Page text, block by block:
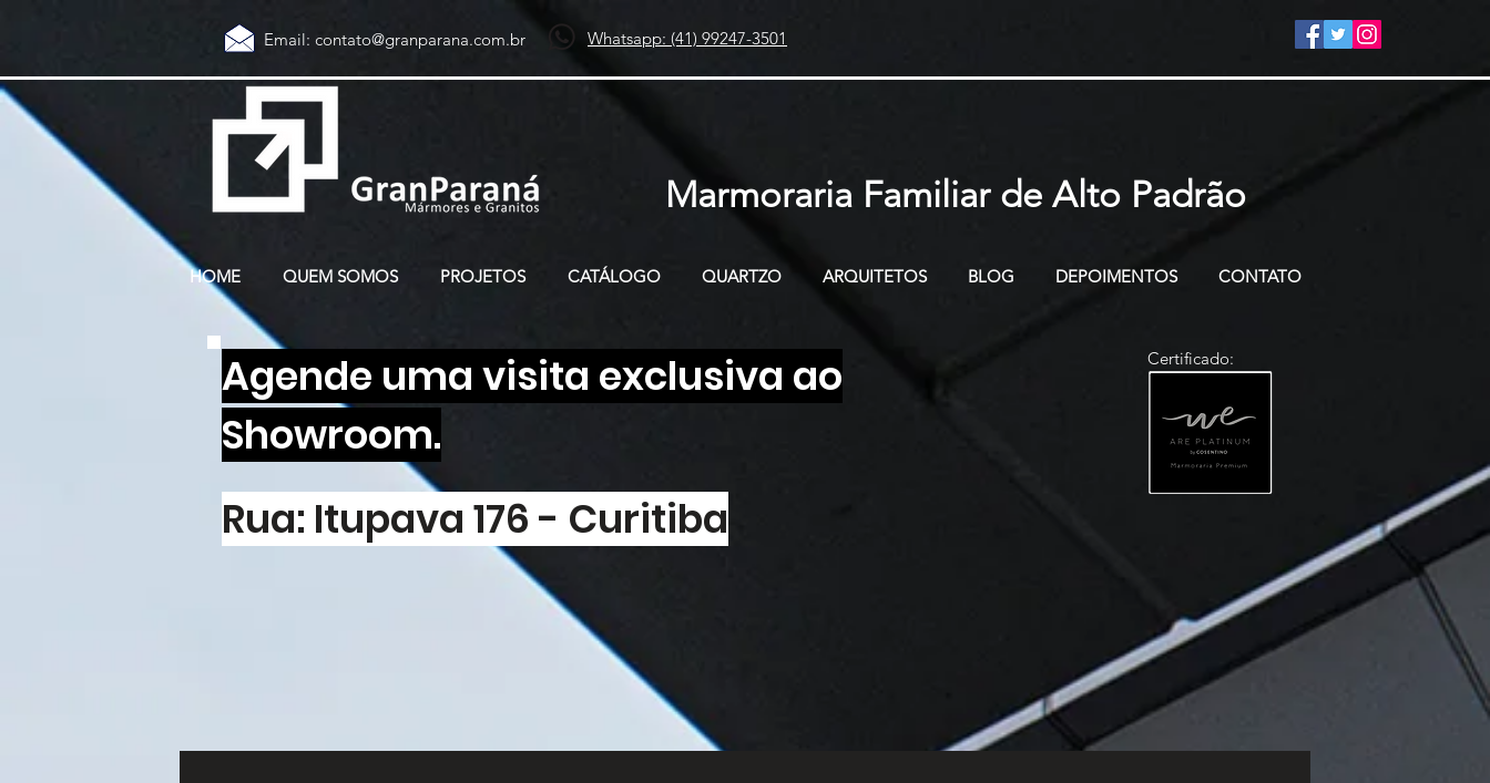
Email: contato@granparana.com.br Whatsapp: (41) 99247-3501
Marmoraria Familiar de Alto Padrão
HOME QUEM SOMOS PROJETOS CATÁLOGO QUARTZO ARQUITETOS BLOG DEPOIMENTOS CONTATO
Agende uma visita exclusiva ao
Showroom.
Rua: Itupava 176 - Curitiba
Certificado: